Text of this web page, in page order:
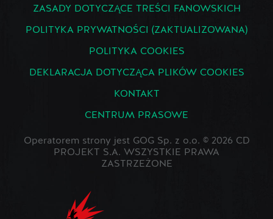
ZASADY DOTYCZĄCE TREŚCI FANOWSKICH
POLITYKA PRYWATNOŚCI (ZAKTUALIZOWANA)
POLITYKA COOKIES
DEKLARACJA DOTYCZĄCA PLIKÓW COOKIES
KONTAKT
CENTRUM PRASOWE
Operatorem strony jest GOG Sp. z o.o. © 2026 CD
PROJEKT S.A. WSZYSTKIE PRAWA
ZASTRZEŻONE